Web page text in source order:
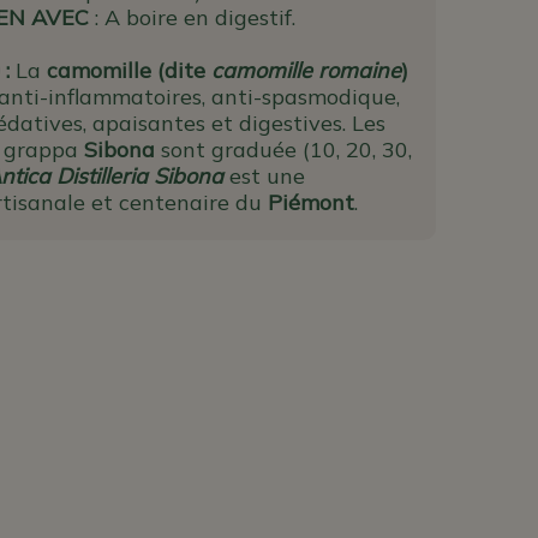
AVEC: A boire en digestif.
La camomille (dite camomille romaine)
anti-inflammatoires, anti-spasmodique,
apaisantes et digestives. Les
grappa Sibona sont graduée (10, 20, 30,
Distilleria Sibona est une
et centenaire du Piémont.